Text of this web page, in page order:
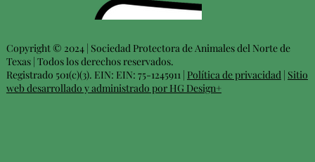
Copyright © 2024 | Sociedad Protectora de Animales del Norte de
Texas | Todos los derechos reservados.
Registrado 501(c)(3). EIN: EIN: 75-1245911 | Política de privacidad| Sitio
web desarrollado y administrado por HG Design+